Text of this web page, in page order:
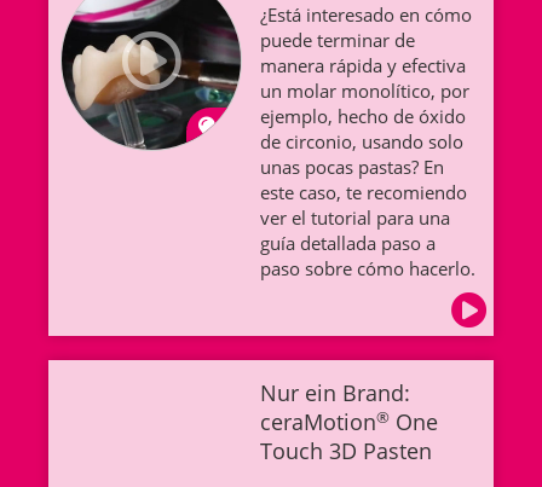
¿Está interesado en cómo
puede terminar de
manera rápida y efectiva
un molar monolítico, por
ejemplo, hecho de óxido
de circonio, usando solo
unas pocas pastas? En
este caso, te recomiendo
ver el tutorial para una
guía detallada paso a
paso sobre cómo hacerlo.
Nur ein Brand:
ceraMotion® One
Touch 3D Pasten